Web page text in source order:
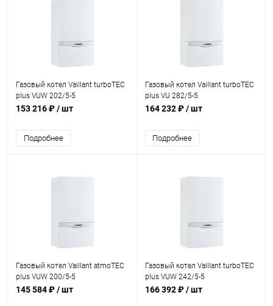
Газовый котел Vaillant turboTEC
plus VUW 202/5-5
153 216 ₽/ шт
Подробнее
Газовый котел Vaillant turboTEC
plus VU 282/5-5
164 232 ₽/ шт
Подробнее
Газовый котел Vaillant atmoTEC
plus VUW 200/5-5
145 584 ₽/ шт
Газовый котел Vaillant turboTEC
plus VUW 242/5-5
166 392 ₽/ шт